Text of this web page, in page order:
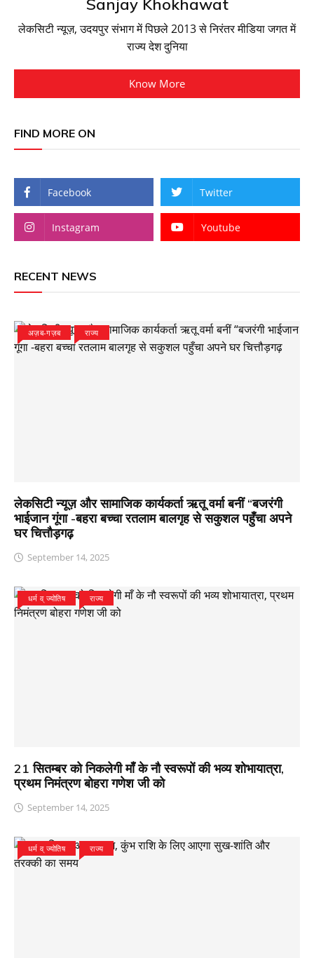
Sanjay Khokhawat
लेकसिटी न्यूज़, उदयपुर संभाग में पिछले 2013 से निरंतर मीडिया जगत में
राज्य देश दुनिया
Know More
FIND MORE ON
Facebook Twitter
Instagram Youtube
RECENT NEWS
अज़ब-गज़ब राज्य
लेकसिटी न्यूज़ और सामाजिक कार्यकर्ता ऋतू वर्मा बनीं “बजरंगी
भाईजान गूंगा -बहरा बच्चा रतलाम बालगृह से सकुशल पहुँचा अपने
घर चित्तौड़गढ़
September 14, 2025
धर्म व् ज्योतिष राज्य
21 सितम्बर को निकलेगी माँ के नौ स्वरूपों की भव्य शोभायात्रा,
प्रथम निमंत्रण बोहरा गणेश जी को
September 14, 2025
धर्म व् ज्योतिष राज्य